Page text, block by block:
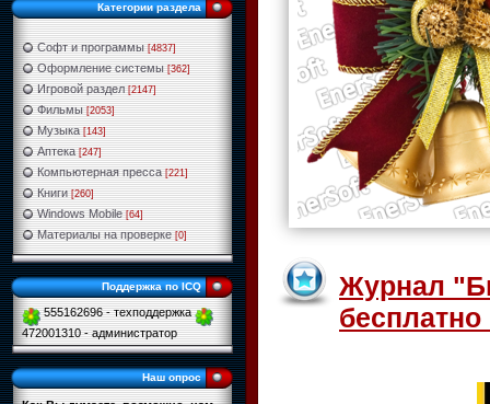
Категории раздела
Софт и программы [4837]
Оформление системы [362]
Игровой раздел [2147]
Фильмы [2053]
Музыка [143]
Аптека [247]
Компьютерная пресса [221]
Книги [260]
Windows Mobile [64]
Материалы на проверке [0]
Поддержка по ICQ
555162696 - техподдержка
472001310 - администратор
Наш опрос
Журнал